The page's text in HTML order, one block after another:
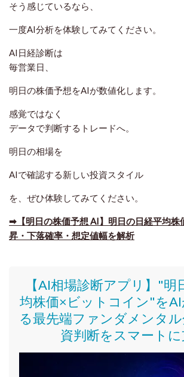
そう感じているなら、
一度AI分析を体験してみてください。
AI日経診断は
毎営業日、
明日の株価予想をAIが数値化します。
感覚ではなく
データで判断するトレードへ。
明日の相場を
AIで確認する新しい投資スタイル
を、ぜひ体験してみてください。
➡【明日の株価予想 AI】明日の日経平均株
昇・下落確率・想定値幅を解析
【AI相場診断アプリ】"明
均株価×ビットコイン"を
る最先端ファンダメンタ
資判断をスマートに